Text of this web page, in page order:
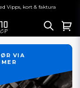
Vipps, kort & faktura
VIA